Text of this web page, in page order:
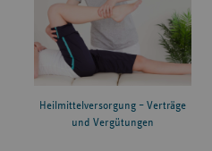
Heilmittelversorgung – Verträge
und Vergütungen